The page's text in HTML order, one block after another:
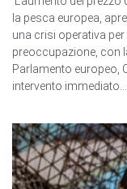
la pesca europea,
una crisi operativa
preoccupazione, con
Parlamento europeo,
intervento immediato...